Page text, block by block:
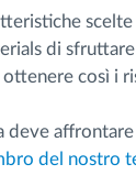
di sfruttare
così i
deve
del nostro